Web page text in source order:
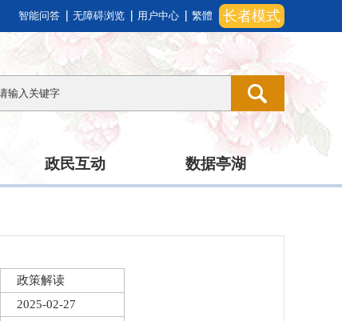
智能问答 无障碍浏览 用户中心 繁體 长者模式
政民互动 数据亭湖
政策解读
2025-02-27